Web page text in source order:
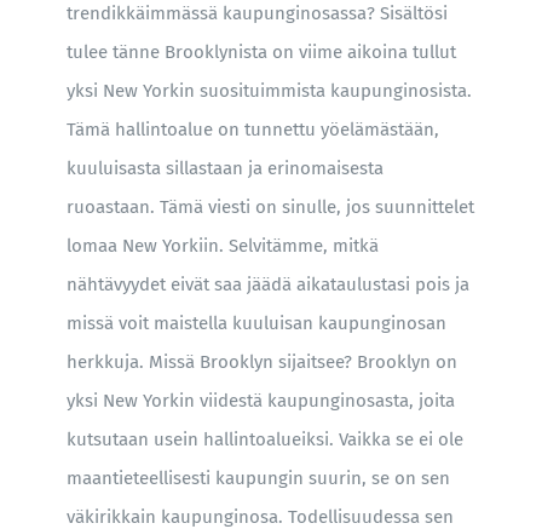
trendikkäimmässä kaupunginosassa? Sisältösi
tulee tänne Brooklynista on viime aikoina tullut
yksi New Yorkin suosituimmista kaupunginosista.
Tämä hallintoalue on tunnettu yöelämästään,
kuuluisasta sillastaan ja erinomaisesta
ruoastaan. Tämä viesti on sinulle, jos suunnittelet
lomaa New Yorkiin. Selvitämme, mitkä
nähtävyydet eivät saa jäädä aikataulustasi pois ja
missä voit maistella kuuluisan kaupunginosan
herkkuja. Missä Brooklyn sijaitsee? Brooklyn on
yksi New Yorkin viidestä kaupunginosasta, joita
kutsutaan usein hallintoalueiksi. Vaikka se ei ole
maantieteellisesti kaupungin suurin, se on sen
väkirikkain kaupunginosa. Todellisuudessa sen